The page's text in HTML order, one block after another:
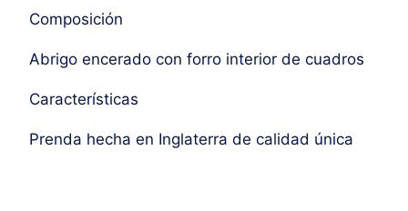
Composición
Abrigo encerado con forro interior de cuadros
Características
Prenda hecha en Inglaterra de calidad única